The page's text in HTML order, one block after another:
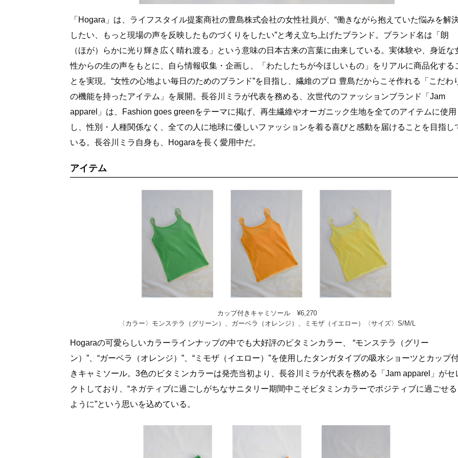
「Hogara」は、ライフスタイル提案商社の豊島株式会社の女性社員が、“働きながら抱えていた悩みを解
したい、もっと現場の声を反映したものづくりをしたい”と考え立ち上げたブランド。ブランド名は「朗
（ほが）らかに光り輝き広く晴れ渡る」という意味の日本古来の言葉に由来している。実体験や、身近な
性からの生の声をもとに、自ら情報収集・企画し、「わたしたちが今ほしいもの」をリアルに商品化する
とを実現。“女性の心地よい毎日のためのブランド”を目指し、繊維のプロ 豊島だからこそ作れる「こだわ
の機能を持ったアイテム」を展開。長谷川ミラが代表を務める、次世代のファッションブランド「Jam
apparel」は、Fashion goes greenをテーマに掲げ、再生繊維やオーガニック生地を全てのアイテムに使用
し、性別・人種関係なく、全ての人に地球に優しいファッションを着る喜びと感動を届けることを目指し
いる。長谷川ミラ自身も、Hogaraを長く愛用中だ。
アイテム
カップ付きキャミソール ¥6,270
〈カラー〉モンステラ（グリーン）、ガーベラ（オレンジ）、ミモザ（イエロー）〈サイズ〉S/M/L
Hogaraの可愛らしいカラーラインナップの中でも大好評のビタミンカラー、 “モンステラ（グリー
ン）”、“ガーベラ（オレンジ）”、“ミモザ（イエロー）”を使用したタンガタイプの吸水ショーツとカップ
きキャミソール。3色のビタミンカラーは発売当初より、長谷川ミラが代表を務める「Jam apparel」がセ
クトしており、“ネガティブに過ごしがちなサニタリー期間中こそビタミンカラーでポジティブに過ごせる
ように”という思いを込めている。